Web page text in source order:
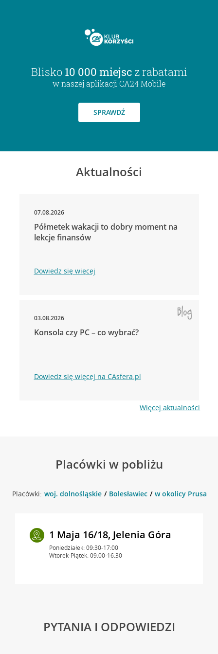
Blisko 10 000 miejsc z rabatami
w naszej aplikacji CA24 Mobile
SPRAWDŹ
Aktualności
07.08.2026
Półmetek wakacji to dobry moment na
lekcje finansów
Dowiedz się więcej
03.08.2026
Konsola czy PC – co wybrać?
Dowiedz się więcej na CAsfera.pl
Więcej aktualności
Placówki w pobliżu
Placówki: woj. dolnośląskie Bolesławiec w okolicy Prusa
1 Maja 16/18, Jelenia Góra
Poniedziałek: 09:30-17:00
Wtorek-Piątek: 09:00-16:30
PYTANIA I ODPOWIEDZI